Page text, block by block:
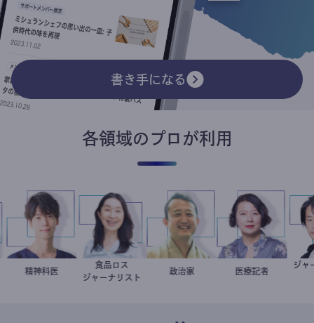
書き手になる
各領域のプロが利用
藤野智哉
精神科医 井出留美
食品ロス
ジャーナリスト
小坂英二
政治家 岩永直子
医療記者